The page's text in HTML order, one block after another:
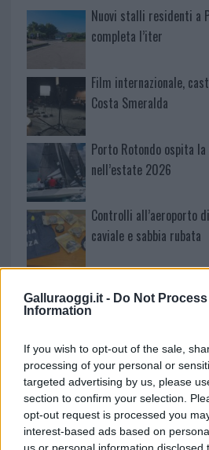
Galluraoggi.it - Do Not
Information
If you wish to opt-out of the sale,
processing of your personal or
targeted advertising by us, please
section to confirm your selection.
opt-out request is processed you
interest-based ads based on
us or personal information disclosed
Nuovi stalli residenti a
completa l’iter
Film internazionale,
Costa Smeralda
Porto Rotondo ospita
nell’estate 2026
Controlli all’aeroporto
caviale e sabbia rubata
Migliori cliniche di
in Europa: classifica
Incendi, a San
l’inaugurazione
Andrea Mura conquista
partecipazione per il